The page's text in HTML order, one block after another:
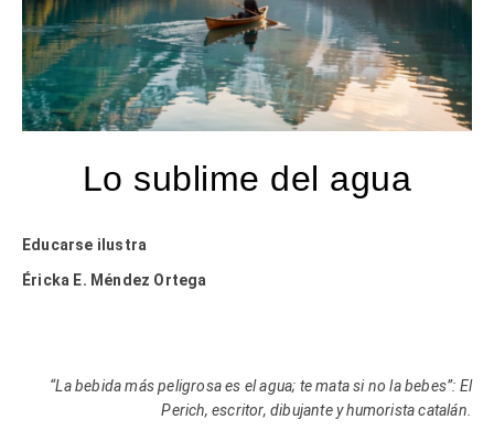
Lo sublime del agua
Educarse ilustra
Éricka E. Méndez Ortega
“La bebida más peligrosa es el agua; te mata si no la bebes”: El
Perich, escritor, dibujante y humorista catalán.